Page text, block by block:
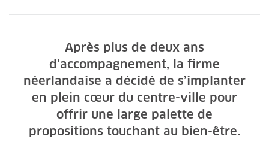
Après plus de deux ans
d’accompagnement, la firme
néerlandaise a décidé de s’implanter
en plein cœur du centre-ville pour
offrir une large palette de
propositions touchant au bien-être.